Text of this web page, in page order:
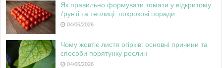
Як правильно формувати томати у відкритому
ґрунті та теплиці: покрокові поради
04/06/2026
Чому жовтіє листя огірків: основні причини та
способи порятунку рослин
04/06/2026